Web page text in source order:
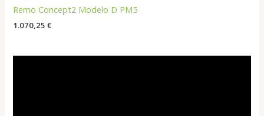
Remo Concept2 Modelo D PM5
1.070,25€